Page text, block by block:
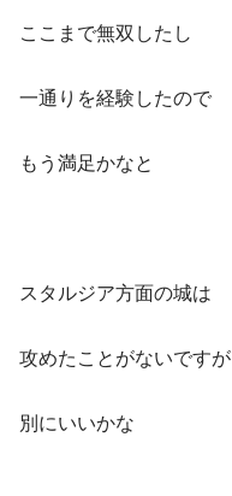
ここまで無双したし
一通りを経験したので
もう満足かなと
スタルジア方面の城は
攻めたことがないですが
別にいいかな